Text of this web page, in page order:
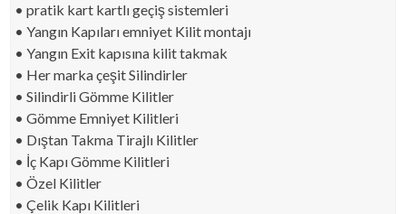
• pratik kart kartlı geçiş sistemleri
• Yangın Kapıları emniyet Kilit montajı
• Yangın Exit kapısına kilit takmak
• Her marka çeşit Silindirler
• Silindirli Gömme Kilitler
• Gömme Emniyet Kilitleri
• Dıştan Takma Tirajlı Kilitler
• İç Kapı Gömme Kilitleri
• Özel Kilitler
• Çelik Kapı Kilitleri